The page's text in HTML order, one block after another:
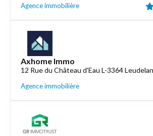
Agence immobilière
Axhome Immo
12 Rue du Château d'Eau L-3364
Agence immobilière